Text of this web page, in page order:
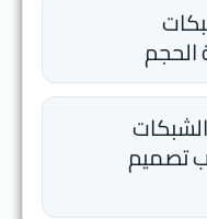
تصميم